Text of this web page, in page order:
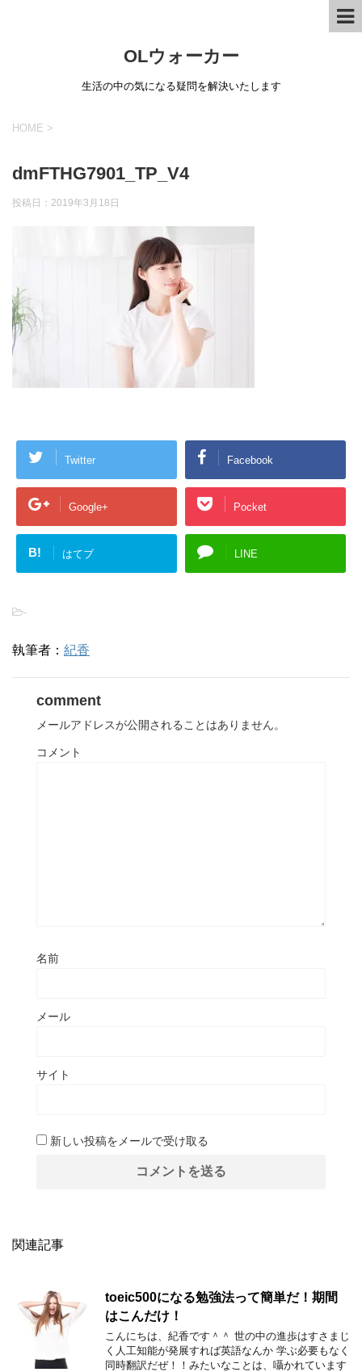
OLウォーカー
生活の中の気になる疑問を解決いたします
HOME >
dmFTHG7901_TP_V4
投稿日： 2019年3月18日
Twitter Facebook
Google+ Pocket
B! はてブ LINE
-
執筆者： 紀香
comment
メールアドレスが公開されることはありません。
コメント
名前
メール
サイト
新しい投稿をメールで受け取る
関連記事
toeic500になる勉強法って簡単だ！期間
はこんだけ！
こんにちは、紀香です＾＾ 世の中の進歩はすさまじ
く人工知能が発展すれば英語なんか 学ぶ必要もなく
同時翻訳だぜ！！みたいなことは、囁かれています